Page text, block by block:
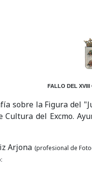
FALLO DEL
sobre la Figura del
Cultura del Excmo.
Arjona (profesional de